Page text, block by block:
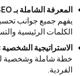
المعرفة الشاملة بـSEO
يفهم جميع جوانب
الكلمات الرئيسية
الاستراتيجية الشخصية
خطة شاملة وشخصية
الفردية.